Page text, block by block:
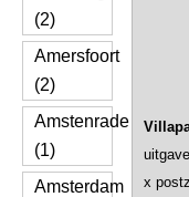
(2)
Amersfoort
(2)
Amstenrade
(1)
Amsterdam
x